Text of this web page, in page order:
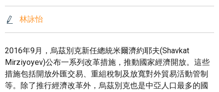
林詠怡
2016年9月，烏茲別克新任總統米爾濟約耶夫(Shavkat
Mirziyoyev)公布一系列改革措施，推動國家經濟開放。這些
措施包括開放外匯交易、重組稅制及放寬對外貿易活動管制
等。除了推行經濟改革外，烏茲別克也是中亞人口最多的國